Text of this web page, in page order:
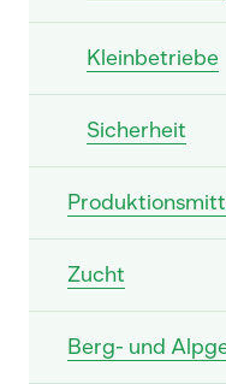
Kleinbetriebe
Sicherheit
Zucht
Berg- und